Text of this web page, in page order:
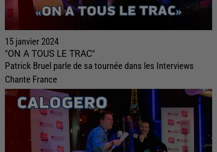
15 janvier 2024
"ON A TOUS LE TRAC"
Patrick Bruel parle de sa tournée dans les Interviews
Chante France